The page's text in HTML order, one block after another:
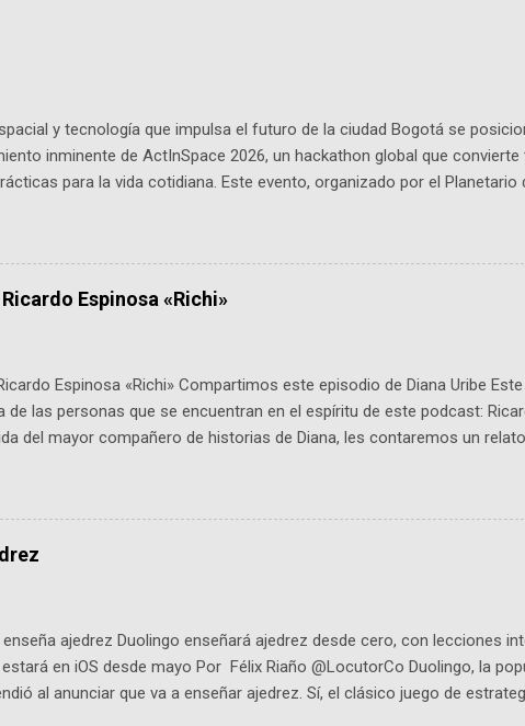
y tecnología que impulsa el futuro de la ciudad Bogotá se
inminente de ActInSpace 2026, un hackathon global que
para la vida cotidiana. Este evento, organizado por el Planetario
es ActInSpace y por qué importa en Bogotá ActInSpace es una
tienen 24 horas para idear startups basadas en tecnologías
con un evento gratuito el 30 de enero a las 10:00 a. m. en el Planetario
Espinosa «Richi»
Espinosa «Richi» Compartimos este episodio de Diana Uribe
de las personas que se encuentran en el espíritu de este podcast:
del mayor compañero de historias de Diana, les contaremos un relato
viene "la fuerza poderosa", del relato viviente que encarna una joven
un personaje de gabán y sombrero que parecía sacado
-La colección Ricardo Espinosa: los cómics, las novelas y los libros
en la Biblioteca Luis Ángel Arango ¡Síguenos en nuestras Redes
ajedrez Duolingo enseñará ajedrez desde cero, con lecciones
en iOS desde mayo Por Félix Riaño @LocutorCo Duolingo, la
al anunciar que va a enseñar ajedrez. Sí, el clásico juego de